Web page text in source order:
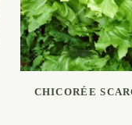
LIRE LA
CHICORÉE